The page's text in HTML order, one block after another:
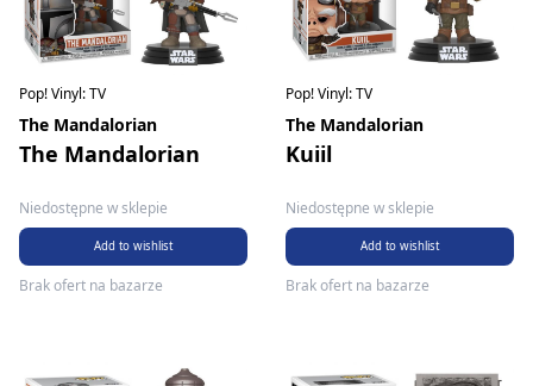
Pop! Vinyl: TV
The Mandalorian
The Mandalorian
Niedostępne w sklepie
Add to wishlist
Brak ofert na bazarze
Pop! Vinyl: TV
The Mandalorian
Kuiil
Niedostępne w sklepie
Add to wishlist
Brak ofert na bazarze